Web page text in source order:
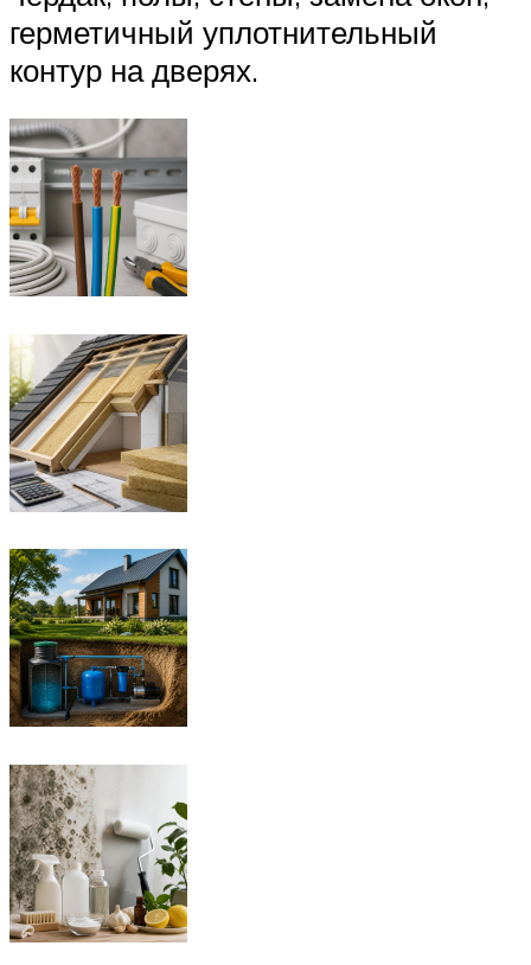
герметичный уплотнительный
контур на дверях.